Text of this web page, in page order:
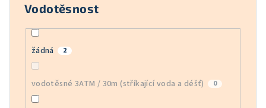
Vodotěsnost
žádná 2
vodotěsné 3ATM / 30m (stříkající voda a déšť) 0